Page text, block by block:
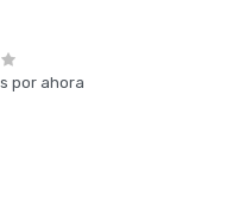
por ahora